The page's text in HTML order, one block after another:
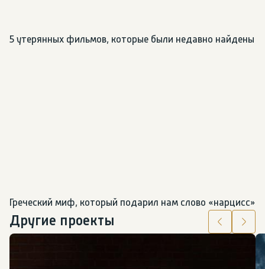
5 утерянных фильмов, которые были недавно найдены
Греческий миф, который подарил нам слово «нарцисс»
Другие проекты